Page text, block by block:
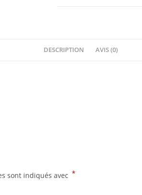
DESCRIPTION AVIS (0)
sont indiqués avec *